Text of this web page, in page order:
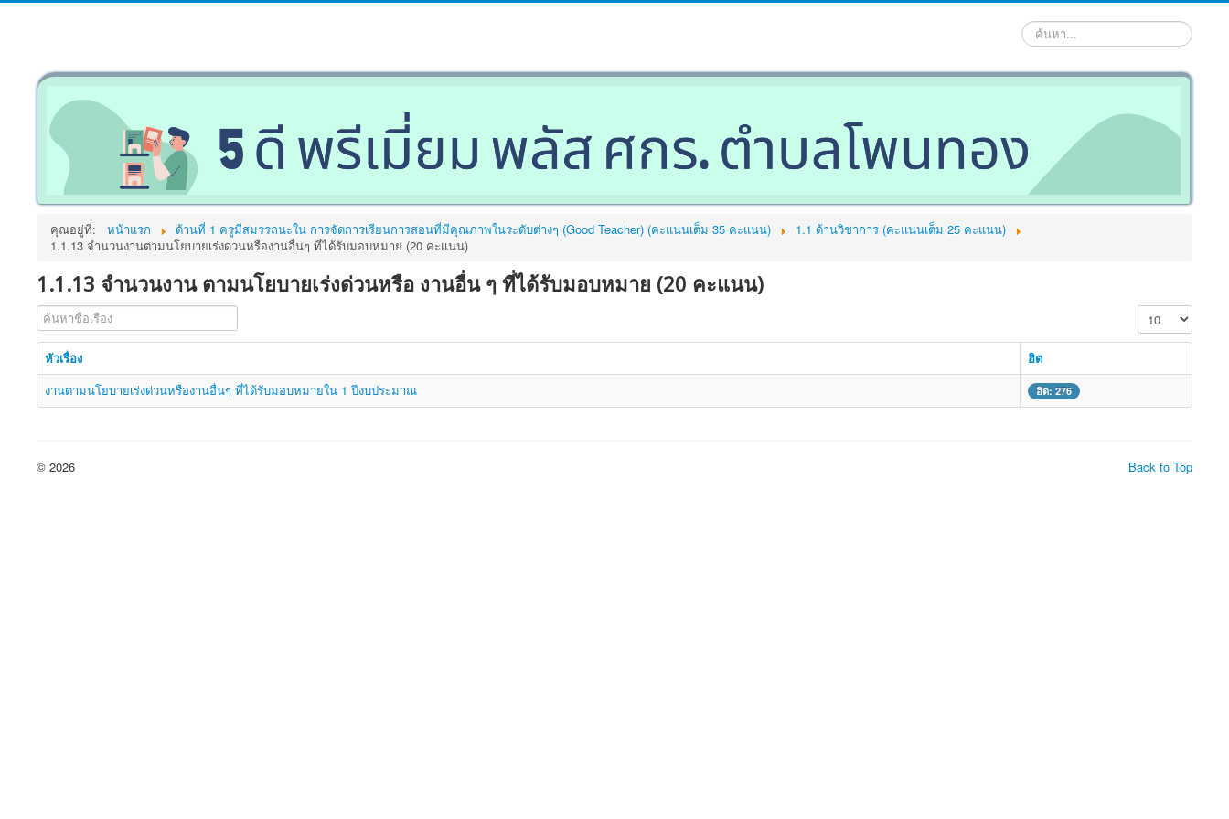
ค้นหา...
คุณอยู่ที่: หน้าแรก ด้านที่ 1 ครูมีสมรรถนะใน การจัดการเรียนการสอนที่มีคุณภาพในระดับต่างๆ (Good Teacher) (คะแนนเต็ม 35 คะแนน)
1.1 ด้านวิชาการ (คะแนนเต็ม 25 คะแนน)
1.1.13 จำนวนงานตามนโยบายเร่งด่วนหรืองานอื่นๆ ที่ได้รับมอบหมาย (20 คะแนน)
1.1.13 จำนวนงาน ตามนโยบายเร่งด่วนหรือ งานอื่น ๆ ที่ได้รับมอบหมาย (20 คะแนน)
ค้นหาชื่อเรือง แสดง #
หัวเรื่อง
ฮิต
งานตามนโยบายเร่งด่วนหรืองานอื่นๆ ที่ได้รับมอบหมายใน 1 ปีงบประมาณ
ฮิต: 276
Back to Top
© 2026